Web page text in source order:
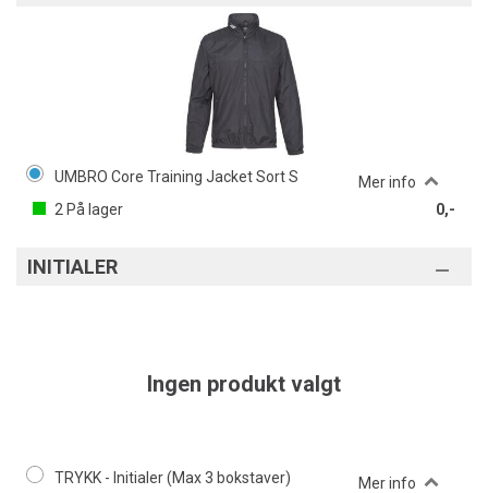
UMBRO Core Training Jacket Sort S
Mer info
2 På lager 0,-
INITIALER
Ingen produkt valgt
TRYKK - Initialer (Max 3 bokstaver)
Mer info